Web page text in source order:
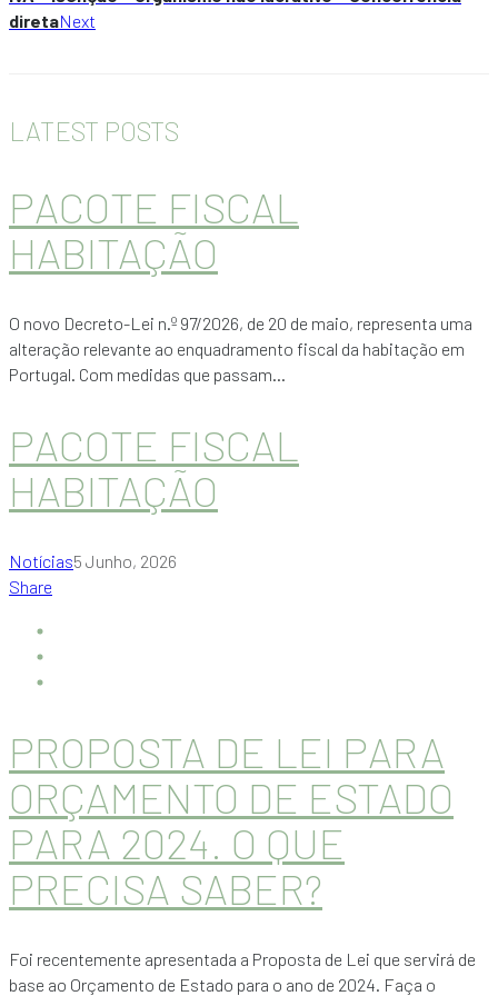
diretaNext
LATEST POSTS
PACOTE FISCAL
HABITAÇÃO
O novo Decreto-Lei n.º 97/2026, de 20 de maio, representa uma
alteração relevante ao enquadramento fiscal da habitação em
Portugal. Com medidas que passam...
PACOTE FISCAL
HABITAÇÃO
Notícias5 Junho, 2026
Share
PROPOSTA DE LEI PARA
ORÇAMENTO DE ESTADO
PARA 2024. O QUE
PRECISA SABER?
Foi recentemente apresentada a Proposta de Lei que servirá de
base ao Orçamento de Estado para o ano de 2024. Faça o